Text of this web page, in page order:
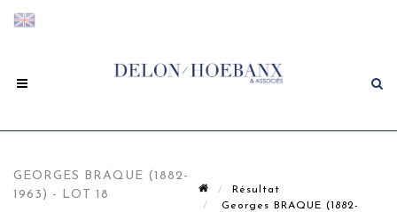
GEORGES BRAQUE (1882-
1963) - LOT 18
Résultat
Georges BRAQUE (1882-